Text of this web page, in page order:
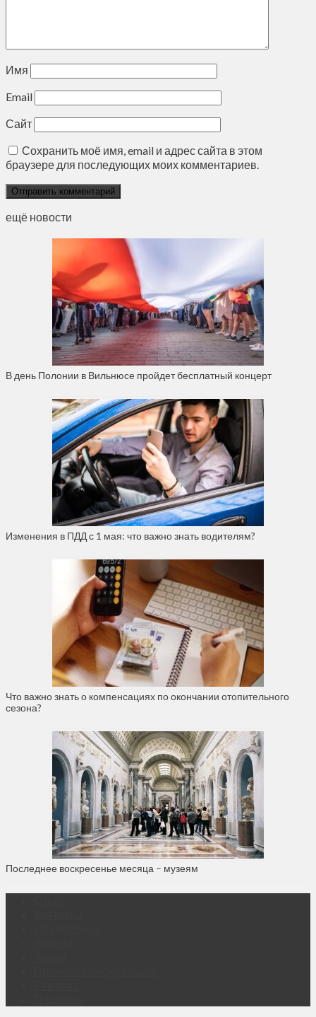
Имя
Email
Сайт
Сохранить моё имя, email и адрес сайта в этом
браузере для последующих моих комментариев.
ещё новости
В день Полонии в Вильнюсе пройдет бесплатный концерт
Изменения в ПДД с 1 мая: что важно знать водителям?
Что важно знать о компенсациях по окончании отопительного
сезона?
Последнее воскресенье месяца – музеям